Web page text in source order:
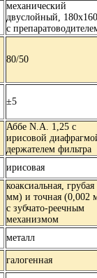
механический
двуслойный,
с
80/50
±5
Аббе N.A. 1,25 с
ирисовой
держателем фильтра
ирисовая
коаксиальная,
мм) и точная (0,002
с зубчато-реечным
механизмом
металл
галогенная